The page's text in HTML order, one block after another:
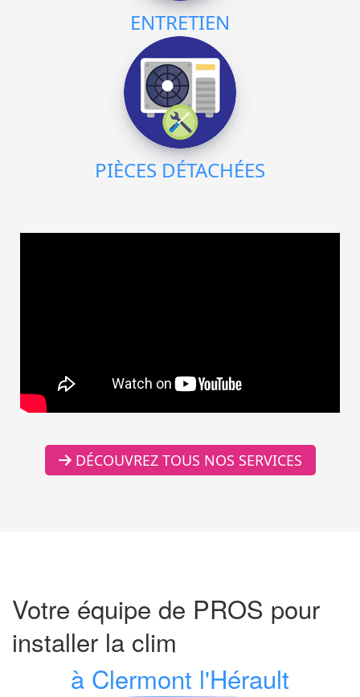
ENTRETIEN
PIÈCES DÉTACHÉES
DÉCOUVREZ TOUS NOS SERVICES
Votre équipe de PROS pour
installer la clim
à Clermont l'Hérault